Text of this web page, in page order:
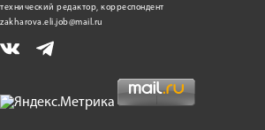
технический редактор, корреспондент
zakharova.eli.job@mail.ru